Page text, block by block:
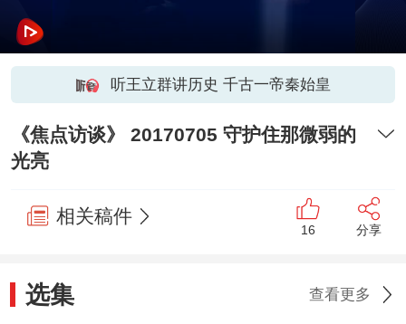
听王立群讲历史 千古一帝秦始皇
《焦点访谈》 20170705 守护住那微弱的
光亮
相关稿件
16 分享
选集 查看更多